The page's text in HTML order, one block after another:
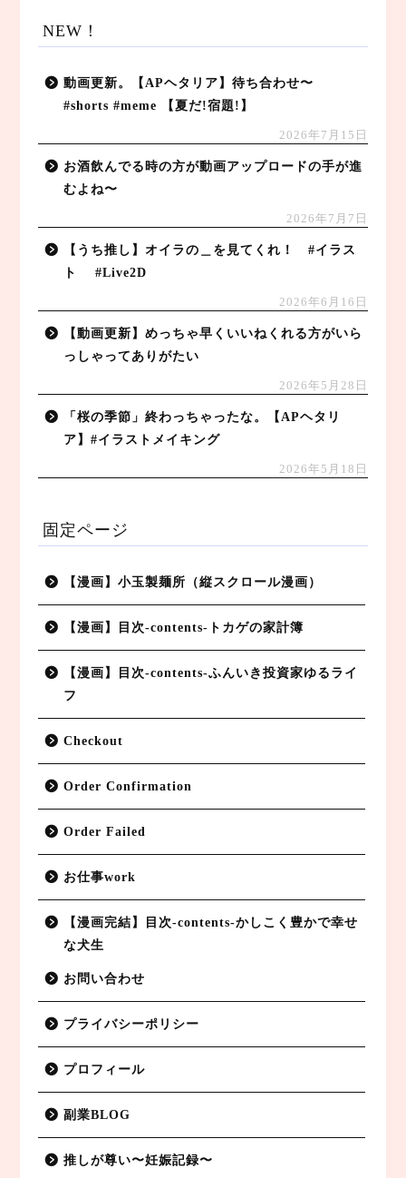
NEW！
動画更新。【APヘタリア】待ち合わせ〜
#shorts #meme 【夏だ!宿題!】
2026年7月15日
お酒飲んでる時の方が動画アップロードの手が進
むよね〜
2026年7月7日
【うち推し】オイラの＿を見てくれ！ #イラス
ト #Live2D
2026年6月16日
【動画更新】めっちゃ早くいいねくれる方がいら
っしゃってありがたい
2026年5月28日
「桜の季節」終わっちゃったな。【APヘタリ
ア】#イラストメイキング
2026年5月18日
固定ページ
【漫画】小玉製麺所（縦スクロール漫画）
【漫画】目次-contents-トカゲの家計簿
【漫画】目次-contents-ふんいき投資家ゆるライ
フ
Checkout
Order Confirmation
Order Failed
お仕事work
【漫画完結】目次-contents-かしこく豊かで幸せ
な犬生
お問い合わせ
プライバシーポリシー
プロフィール
副業BLOG
推しが尊い〜妊娠記録〜
特定商取引法に基づく表記